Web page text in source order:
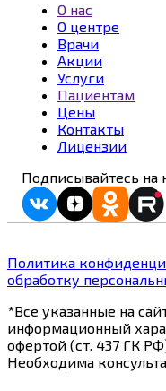
О нас
О центре
Врачи
Акции
Услуги
Пациентам
Цены
Контакты
Лицензии
Подписывайтесь на
Политика
обработку
*Все указанные на
информационный
офертой (ст. 437 ГК
Необходима